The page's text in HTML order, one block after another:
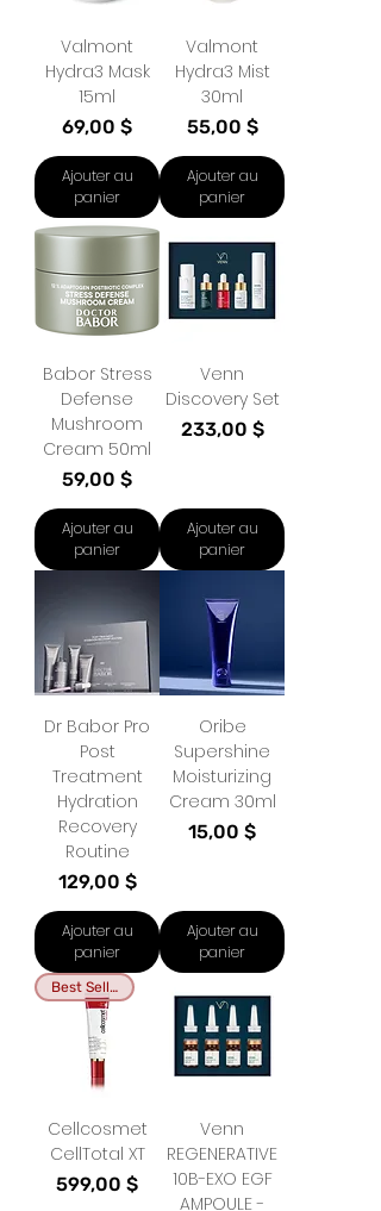
Valmont
Hydra3 Mask
15ml
Prix
69,00 $
Ajouter au
panier
Valmont
Hydra3 Mist
30ml
Prix
55,00 $
Ajouter au
panier
Babor Stress
Defense
Mushroom
Cream 50ml
Prix
59,00 $
Ajouter au
panier
Venn
Discovery Set
Prix
233,00 $
Ajouter au
panier
Dr Babor Pro
Post
Treatment
Hydration
Recovery
Routine
Prix
129,00 $
Ajouter au
panier
Oribe
Supershine
Moisturizing
Cream 30ml
Prix
15,00 $
Ajouter au
panier
Best Seller
Cellcosmet
CellTotal XT
Prix
599,00 $
Venn
REGENERATIVE
10B-EXO EGF
AMPOULE -